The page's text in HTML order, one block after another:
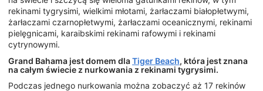
rekinami tygrysimi, wielkimi młotami, żarłaczami białopłetwymi,
żarłaczami czarnopłetwymi, żarłaczami oceanicznymi, rekinami
pielęgnicami, karaibskimi rekinami rafowymi i rekinami
cytrynowymi.
Grand Bahama jest domem dlaTiger Beach, która jest znana
na całym świecie z nurkowania z rekinami tygrysimi.
Podczas jednego nurkowania można zobaczyć aż 17 rekinów